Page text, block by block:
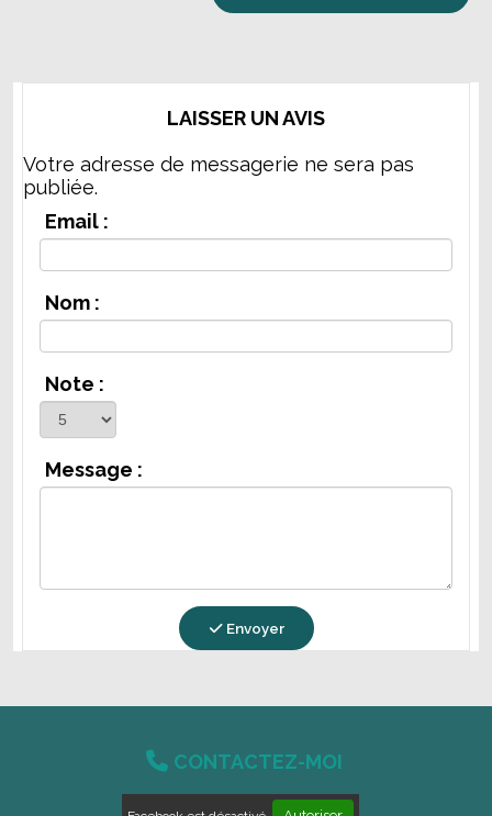
LAISSER UN AVIS
Votre adresse de messagerie ne sera pas
publiée.
Email :
Nom :
Note :
Message :
Envoyer
 CONTACTEZ-MOI